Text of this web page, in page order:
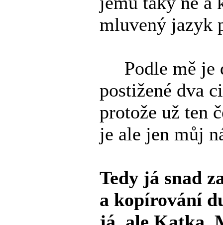
mluvený jazyk
Podle mě je
postižené dva
protože už ten
je ale jen můj
Tedy já snad
a kopírování